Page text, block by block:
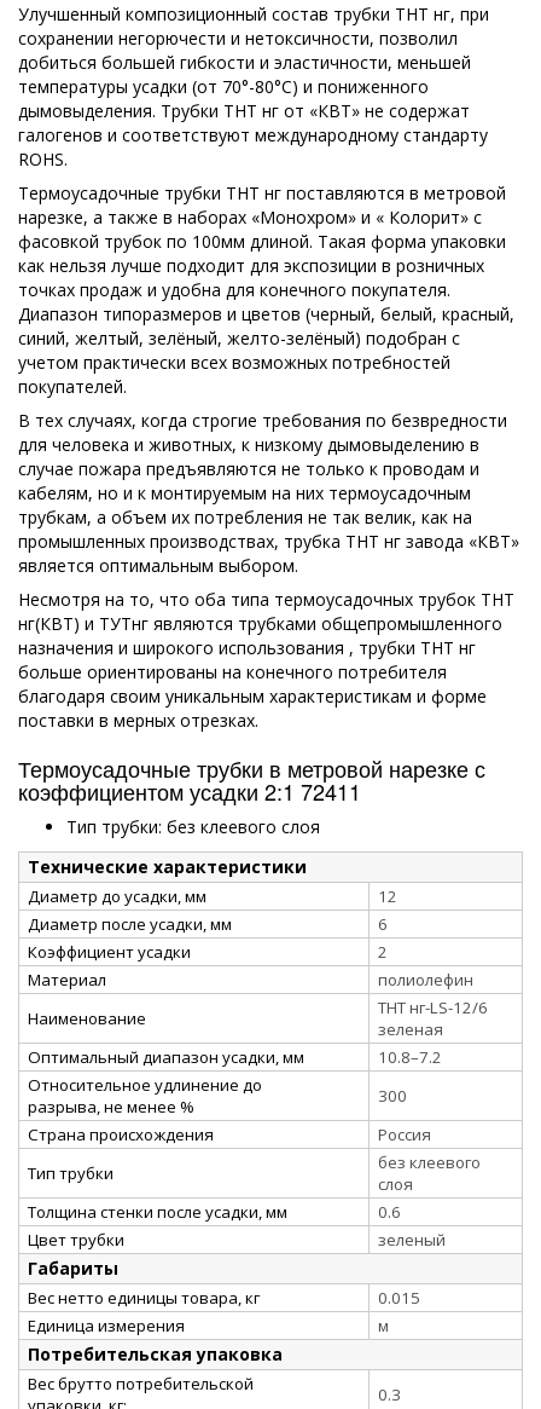
Улучшенный композиционный состав трубки ТНТ нг, при
сохранении негорючести и нетоксичности, позволил
добиться большей гибкости и эластичности, меньшей
температуры усадки (от 70°-80°С) и пониженного
дымовыделения. Трубки ТНТ нг от «КВТ» не содержат
галогенов и соответствуют международному стандарту
ROHS.
Термоусадочные трубки ТНТ нг поставляются в метровой
нарезке, а также в наборах «Монохром» и « Колорит» с
фасовкой трубок по 100мм длиной. Такая форма упаковки
как нельзя лучше подходит для экспозиции в розничных
точках продаж и удобна для конечного покупателя.
Диапазон типоразмеров и цветов (черный, белый, красный,
синий, желтый, зелёный, желто-зелёный) подобран с
учетом практически всех возможных потребностей
покупателей.
В тех случаях, когда строгие требования по безвредности
для человека и животных, к низкому дымовыделению в
случае пожара предъявляются не только к проводам и
кабелям, но и к монтируемым на них термоусадочным
трубкам, а объем их потребления не так велик, как на
промышленных производствах, трубка ТНТ нг завода «КВТ»
является оптимальным выбором.
Несмотря на то, что оба типа термоусадочных трубок ТНТ
нг(КВТ) и ТУТнг являются трубками общепромышленного
назначения и широкого использования , трубки ТНТ нг
больше ориентированы на конечного потребителя
благодаря своим уникальным характеристикам и форме
поставки в мерных отрезках.
Термоусадочные трубки в метровой нарезке с
коэффициентом усадки 2:1 72411
Тип трубки: без клеевого слоя
Технические характеристики
Диаметр до усадки, мм
12
Диаметр после усадки, мм
6
Коэффициент усадки
2
Материал
полиолефин
Наименование
ТНТ нг-LS-12/6
зеленая
Оптимальный диапазон усадки, мм
10.8–7.2
Относительное удлинение до
разрыва, не менее %
300
Страна происхождения
Россия
Тип трубки
без клеевого
слоя
Толщина стенки после усадки, мм
0.6
Цвет трубки
зеленый
Габариты
Вес нетто единицы товара, кг
0.015
Единица измерения
м
Потребительская упаковка
Вес брутто потребительской
0.3